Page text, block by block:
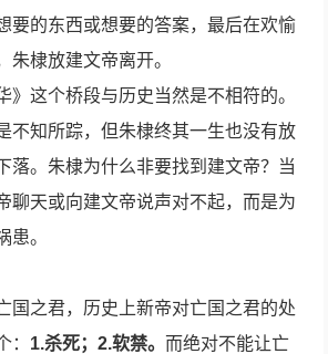
要的东西或想要的答案，最后在欢愉
朱棣放建文帝离开。
这个桥段与历史当然是不相符的。
不知所踪，但朱棣终其一生也没有放
落。朱棣为什么非要找到建文帝？当
聊天或向建文帝说声对不起，而是为
患。
之君，历史上新帝对亡国之君的处
： 1.杀死；2.软禁。 而绝对不能让亡